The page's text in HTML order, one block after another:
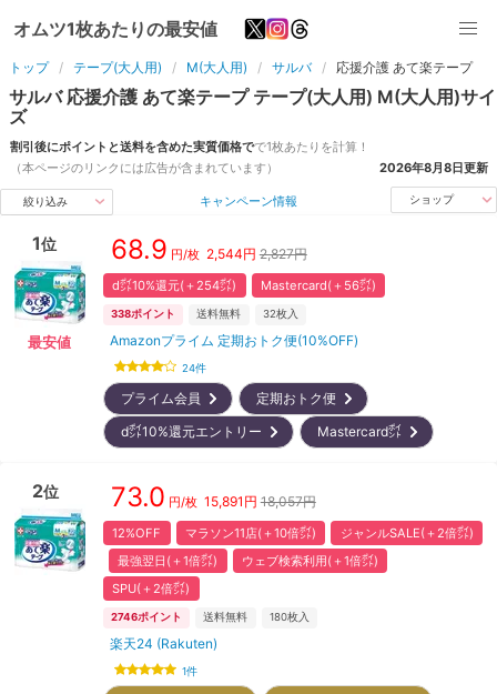
オムツ1枚あたりの最安値
トップ テープ(大人用) M(大人用) サルバ 応援介護 あて楽テープ
サルバ 応援介護 あて楽テープ テープ(大人用) M(大人用)サイ
ズ
割引後にポイントと送料を含めた実質価格でで1枚あたりを計算！
（本ページのリンクには広告が含まれています）
2026年8月8日更新
絞り込み キャンペーン情報 ショップ
1位
最安値
68.9 円/枚 2,544円 2,827円
d㌽10%還元(＋254㌽) Mastercard(＋56㌽)
338ポイント 送料無料 32枚入
Amazonプライム 定期おトク便(10%OFF)
24件
プライム会員
定期おトク便
d㌽10%還元エントリー
Mastercard㌽
2位 73.0 円/枚 15,891 円 18,057円
12%OFF マラソン11店(＋10倍㌽)
ジャンルSALE(＋2倍㌽)
最強翌日(＋1倍㌽)
ウェブ検索利用(＋1倍㌽)
SPU(＋2倍㌽)
2746ポイント 送料無料 180枚入
楽天24 (Rakuten)
1件